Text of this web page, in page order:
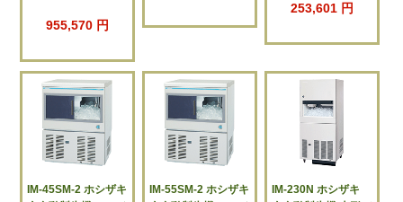
955,570 円
253,601 円
IM-45SM-2 ホシザキ
IM-55SM-2 ホシザキ
IM-230N ホシザキ